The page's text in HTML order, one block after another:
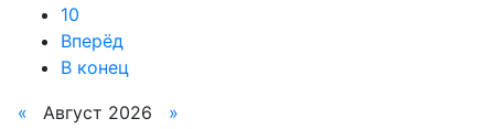
10
Вперёд
В конец
« Август 2026
»